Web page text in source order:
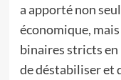
a apporté non
économique,
binaires stricts en
de déstabiliser et